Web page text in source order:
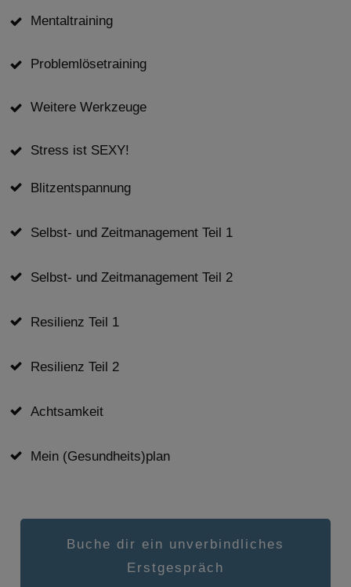
Mentaltraining
Problemlösetraining
Weitere Werkzeuge
Stress ist SEXY!
Blitzentspannung
Selbst- und Zeitmanagement Teil 1
Selbst- und Zeitmanagement Teil 2
Resilienz Teil 1
Resilienz Teil 2
Achtsamkeit
Mein (Gesundheits)plan
Buche dir ein unverbindliches
Erstgespräch